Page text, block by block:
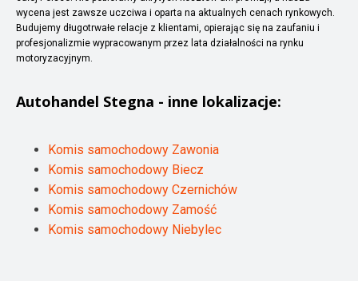
wycena jest zawsze uczciwa i oparta na aktualnych cenach rynkowych.
Budujemy długotrwałe relacje z klientami, opierając się na zaufaniu i
profesjonalizmie wypracowanym przez lata działalności na rynku
motoryzacyjnym.
Autohandel Stegna - inne lokalizacje:
Komis samochodowy Zawonia
Komis samochodowy Biecz
Komis samochodowy Czernichów
Komis samochodowy Zamość
Komis samochodowy Niebylec